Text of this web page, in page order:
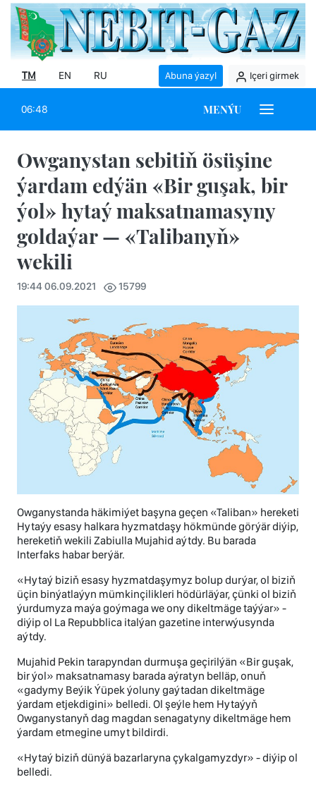
TM EN RU Abuna ýazyl Içeri girmek
06:48 MENÝU
Owganystan sebitiň ösüşine
ýardam edýän «Bir guşak, bir
ýol» hytaý maksatnamasyny
goldaýar — «Talibanyň»
wekili
19:44 06.09.2021 15799
Owganystanda häkimiýet başyna geçen «Taliban» hereketi
Hytaýy esasy halkara hyzmatdaşy hökmünde görýär diýip,
hereketiň wekili Zabiulla Mujahid aýtdy. Bu barada
Interfaks habar berýär.
«Hytaý biziň esasy hyzmatdaşymyz bolup durýar, ol biziň
üçin binýatlaýyn mümkinçilikleri hödürläýar, çünki ol biziň
ýurdumyza maýa goýmaga we ony dikeltmäge taýýar» -
diýip ol La Repubblica italýan gazetine interwýusynda
aýtdy.
Mujahid Pekin tarapyndan durmuşa geçirilýän «Bir guşak,
bir ýol» maksatnamasy barada aýratyn belläp, onuň
«gadymy Beýik Ýüpek ýoluny gaýtadan dikeltmäge
ýardam etjekdigini» belledi. Ol şeýle hem Hytaýyň
Owganystanyň dag magdan senagatyny dikeltmäge hem
ýardam etmegine umyt bildirdi.
«Hytaý biziň dünýä bazarlaryna çykalgamyzdyr» - diýip ol
belledi.